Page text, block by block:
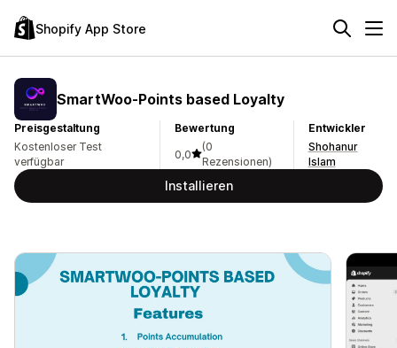
Shopify App Store
SmartWoo‑Points based Loyalty
Preisgestaltung
Kostenloser Test
verfügbar
Bewertung
0,0
(0
Rezensionen)
Entwickler
Shohanur
Islam
Installieren